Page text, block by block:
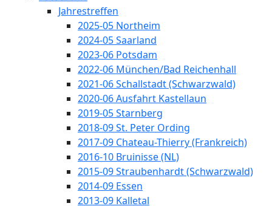
Jahrestreffen
2025-05 Northeim
2024-05 Saarland
2023-06 Potsdam
2022-06 München/Bad Reichenhall
2021-06 Schallstadt (Schwarzwald)
2020-06 Ausfahrt Kastellaun
2019-05 Starnberg
2018-09 St. Peter Ording
2017-09 Chateau-Thierry (Frankreich)
2016-10 Bruinisse (NL)
2015-09 Straubenhardt (Schwarzwald)
2014-09 Essen
2013-09 Kalletal